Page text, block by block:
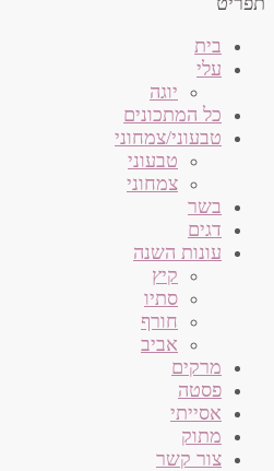
בית
עלי
יוגה
כל המתכונים
טבעוני/צמחוני
טבעוני
צמחוני
בשר
דגים
עונות השנה
קיץ
סתיו
חורף
אביב
מרקים
פסטה
אסייתי
מתוק
צור קשר